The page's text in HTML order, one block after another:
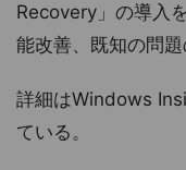
Recovery」の導入
能改善、既知の問題
詳細はWindows
ている。